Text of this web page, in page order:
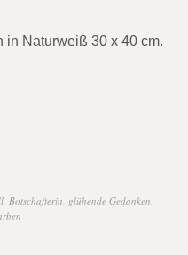
in Naturweiß 30 x 40 cm.
Botschafterin glühende Gedanken